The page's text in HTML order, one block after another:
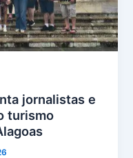
jornalistas e
turismo